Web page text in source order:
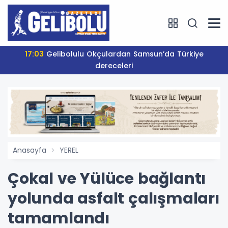
17:03
dereceleri
Anasayfa YEREL
Çokal ve Yülüce bağlantı
yolunda asfalt çalışmaları
tamamlandı